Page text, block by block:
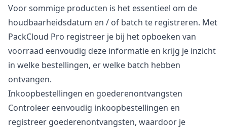
Voor sommige producten is het essentieel om de
houdbaarheidsdatum en / of batch te registreren. Met
PackCloud Pro registreer je bij het opboeken van
voorraad eenvoudig deze informatie en krijg je inzicht
in welke bestellingen, er welke batch hebben
ontvangen.
Inkoopbestellingen en goederenontvangsten
Controleer eenvoudig inkoopbestellingen en
registreer goederenontvangsten, waardoor je